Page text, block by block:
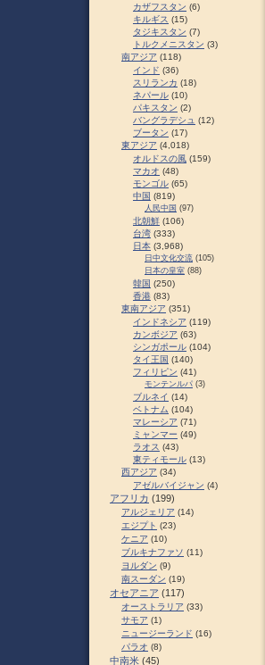
カザフスタン (6)
キルギス (15)
タジキスタン (7)
トルクメニスタン (3)
南アジア (118)
インド (36)
スリランカ (18)
ネパール (10)
パキスタン (2)
バングラデシュ (12)
ブータン (17)
東アジア (4,018)
オルドスの風 (159)
マカオ (48)
モンゴル (65)
中国 (819)
人民中国 (97)
北朝鮮 (106)
台湾 (333)
日本 (3,968)
日中文化交流 (105)
日本の皇室 (88)
韓国 (250)
香港 (83)
東南アジア (351)
インドネシア (119)
カンボジア (63)
シンガポール (104)
タイ王国 (140)
フィリピン (41)
モンテンルパ (3)
ブルネイ (14)
ベトナム (104)
マレーシア (71)
ミャンマー (49)
ラオス (43)
東ティモール (13)
西アジア (34)
アゼルバイジャン (4)
アフリカ (199)
アルジェリア (14)
エジプト (23)
ケニア (10)
ブルキナファソ (11)
ヨルダン (9)
南スーダン (19)
オセアニア (117)
オーストラリア (33)
サモア (1)
ニュージーランド (16)
パラオ (8)
中南米 (45)